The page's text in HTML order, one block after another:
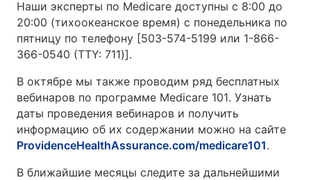
Наши эксперты по Medicare доступны с 8:00 до
20:00 (тихоокеанское время) с понедельника по
пятницу по телефону [503-574-5199 или 1-866-
366-0540 (TTY: 711)].
В октябре мы также проводим ряд бесплатных
вебинаров по программе Medicare 101. Узнать
даты проведения вебинаров и получить
информацию об их содержании можно на сайте
ProvidenceHealthAssurance.com/medicare101.
В ближайшие месяцы следите за дальнейшими